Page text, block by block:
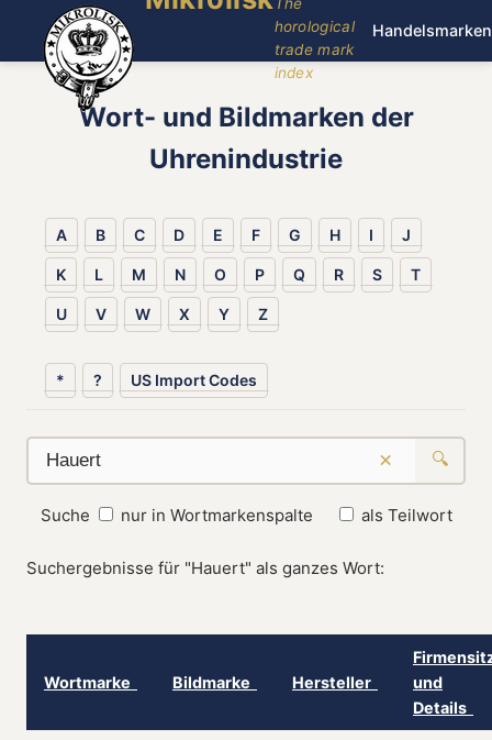
horological
trade mark
index
Handelsmarken
Wort- und Bildmarken der
Uhrenindustrie
A B C D E F G H I J
K L M N O P Q R S T
U V W X Y Z
* ? US Import Codes
× 🔍
Suche nur in Wortmarkenspalte als Teilwort
Suchergebnisse für "Hauert" als ganzes Wort:
Wortmarke Bildmarke Hersteller
und
Details